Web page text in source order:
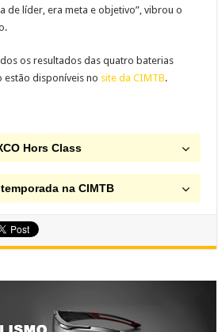
de líder, era meta e objetivo”, vibrou o
os resultados das quatro baterias
estão disponíveis no site da CIMTB.
Hors Class
na CIMTB